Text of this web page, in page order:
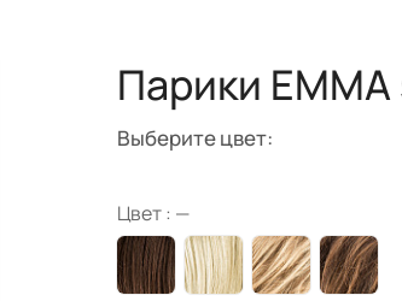
Парики
Выберите цвет:
Цвет : —